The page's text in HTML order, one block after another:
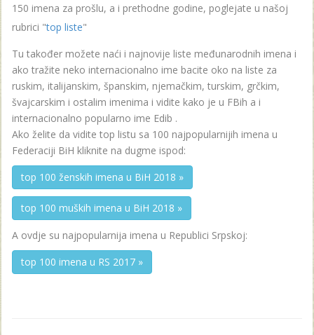
150 imena za prošlu, a i prethodne godine, poglejate u našoj
rubrici "top liste"
Tu također možete naći i najnovije liste međunarodnih imena i
ako tražite neko internacionalno ime bacite oko na liste za
ruskim, italijanskim, španskim, njemačkim, turskim, grčkim,
švajcarskim i ostalim imenima i vidite kako je u FBih a i
internacionalno popularno ime Edib .
Ako želite da vidite top listu sa 100 najpopularnijih imena u
Federaciji BiH kliknite na dugme ispod:
top 100 ženskih imena u BiH 2018 »
top 100 muških imena u BiH 2018 »
A ovdje su najpopularnija imena u Republici Srpskoj:
top 100 imena u RS 2017 »